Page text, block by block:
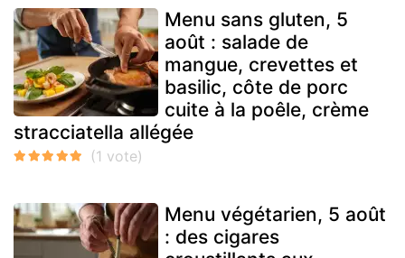
Menu sans gluten, 5
août : salade de
mangue, crevettes et
basilic, côte de porc
cuite à la poêle, crème
stracciatella allégée
Menu végétarien, 5 août
: des cigares